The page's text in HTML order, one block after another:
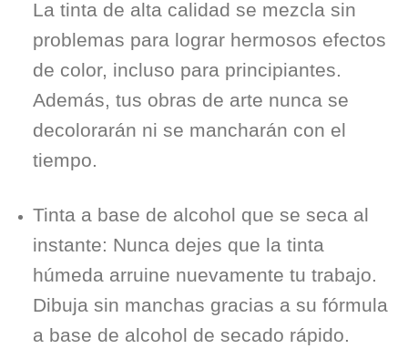
La tinta de alta calidad se mezcla sin
problemas para lograr hermosos efectos
de color, incluso para principiantes.
Además, tus obras de arte nunca se
decolorarán ni se mancharán con el
tiempo.
Tinta a base de alcohol que se seca al
instante: Nunca dejes que la tinta
húmeda arruine nuevamente tu trabajo.
Dibuja sin manchas gracias a su fórmula
a base de alcohol de secado rápido.